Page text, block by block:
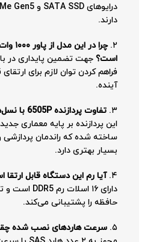
دارند.
۲.
چرا در
است؟ جهت تضمین پایداری در
فراهم کردن توان لازم برای
آینده.
۳. تفاوت پردازنده 6505P با نسل‌های قبلی چیست؟
ساخته شده که راندمان
بسیار بهتری دارد.
۴. آیا رم این دستگاه قابل
حافظه را پشتیبانی می‌کند.
۵. سرعت هاردهای نصب شده